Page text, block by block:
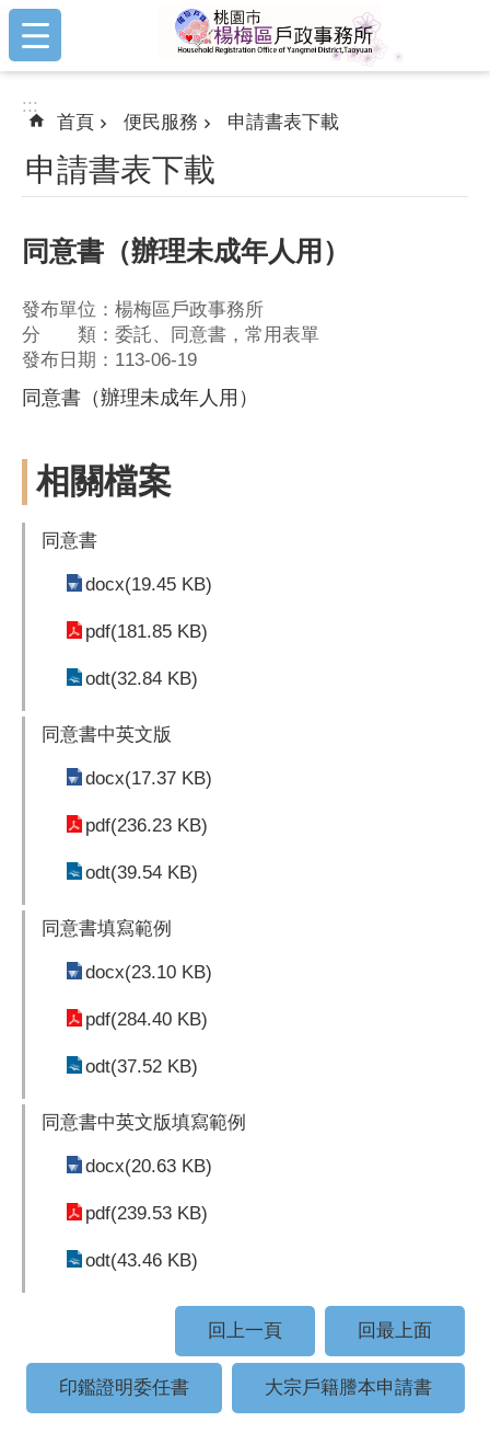
跳到主要內容區塊
:::
:::
首頁 便民服務 申請書表下載
申請書表下載
同意書（辦理未成年人用）
發布單位：楊梅區戶政事務所
分 類：委託、同意書，常用表單
發布日期：113-06-19
同意書（辦理未成年人用）
相關檔案
同意書
docx(19.45 KB)
pdf(181.85 KB)
odt(32.84 KB)
同意書中英文版
docx(17.37 KB)
pdf(236.23 KB)
odt(39.54 KB)
同意書填寫範例
docx(23.10 KB)
pdf(284.40 KB)
odt(37.52 KB)
同意書中英文版填寫範例
docx(20.63 KB)
pdf(239.53 KB)
odt(43.46 KB)
回上一頁 回最上面
印鑑證明委任書 大宗戶籍謄本申請書